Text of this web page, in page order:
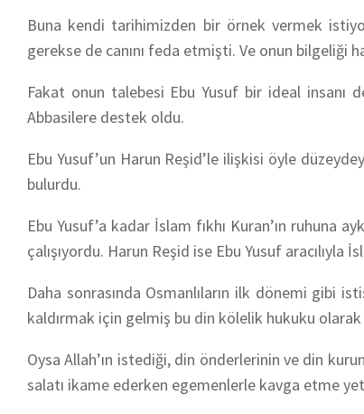
Buna kendi tarihimizden bir örnek vermek
gerekse de canını feda etmişti. Ve onun bilgeliği
Fakat onun talebesi Ebu Yusuf bir ideal insanı
Abbasilere destek oldu.
Ebu Yusuf’un Harun Reşid’le ilişkisi öyle
bulurdu.
Ebu Yusuf’a kadar İslam fıkhı Kuran’ın ruhuna
çalışıyordu. Harun Reşid ise Ebu Yusuf aracılıyla
Daha sonrasında Osmanlıların ilk dönemi gibi
kaldırmak için gelmiş bu din kölelik hukuku olarak
Oysa Allah’ın istediği, din önderlerinin ve din
salatı ikame ederken egemenlerle kavga etme